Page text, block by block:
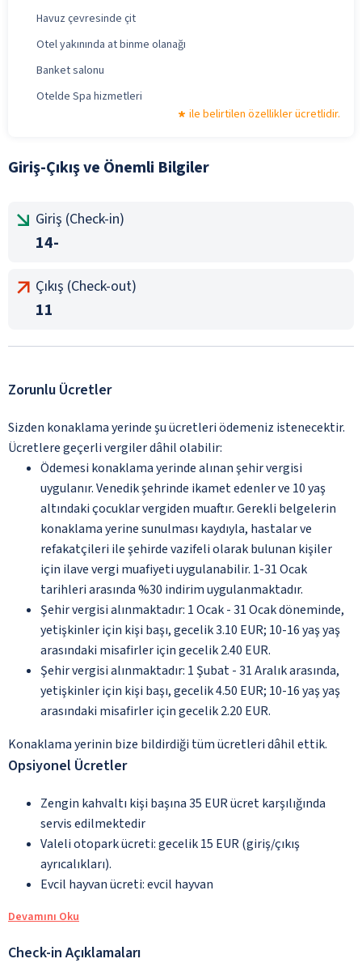
Havuz çevresinde çit
Otel yakınında at binme olanağı
Banket salonu
Otelde Spa hizmetleri
ile belirtilen özellikler ücretlidir.
Giriş-Çıkış ve Önemli Bilgiler
Giriş (Check-in)
14-
Çıkış (Check-out)
11
Zorunlu Ücretler
Sizden konaklama yerinde şu ücretleri ödemeniz istenecektir.
Ücretlere geçerli vergiler dâhil olabilir:
Ödemesi konaklama yerinde alınan şehir vergisi
uygulanır. Venedik şehrinde ikamet edenler ve 10 yaş
altındaki çocuklar vergiden muaftır. Gerekli belgelerin
konaklama yerine sunulması kaydıyla, hastalar ve
refakatçileri ile şehirde vazifeli olarak bulunan kişiler
için ilave vergi muafiyeti uygulanabilir. 1-31 Ocak
tarihleri arasında %30 indirim uygulanmaktadır.
Şehir vergisi alınmaktadır: 1 Ocak - 31 Ocak döneminde,
yetişkinler için kişi başı, gecelik 3.10 EUR; 10-16 yaş yaş
arasındaki misafirler için gecelik 2.40 EUR.
Şehir vergisi alınmaktadır: 1 Şubat - 31 Aralık arasında,
yetişkinler için kişi başı, gecelik 4.50 EUR; 10-16 yaş yaş
arasındaki misafirler için gecelik 2.20 EUR.
Konaklama yerinin bize bildirdiği tüm ücretleri dâhil ettik.
Opsiyonel Ücretler
Zengin kahvaltı kişi başına 35 EUR ücret karşılığında
servis edilmektedir
Valeli otopark ücreti: gecelik 15 EUR (giriş/çıkış
ayrıcalıkları).
Evcil hayvan ücreti: evcil hayvan
Devamını Oku
Check-in Açıklamaları